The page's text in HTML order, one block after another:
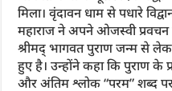
मिला। वृंदावन धाम से पधारे
महाराज ने अपने ओजस्वी प्रवचन
श्रीमद् भागवत पुराण जन्म से
हुए है। उन्होंने कहा कि पुराण
और अंतिम श्लोक “परम” शब्द पर